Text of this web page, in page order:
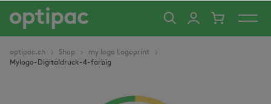
springen
optipac.ch Shop
my logo Logoprint
Mylogo-Digitaldruck-4-farbig
Bildergalerie überspringen